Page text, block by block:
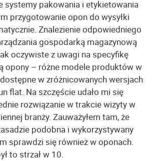
systemy pakowania i etykietowania
przygotowanie opon do wysyłki
Znalezienie odpowiedniego
gospodarką magazynową
oczywiste z uwagi na specyfikę
opony – różne modele produktów w
w zróżnicowanych wersjach
flat. Na szczęście udało mi się
rozwiązanie w trakcie wizyty w
branży. Zauważyłem tam, że
podobna i wykorzystywany
sprawdzi się również w oponach.
to strzał w 10.